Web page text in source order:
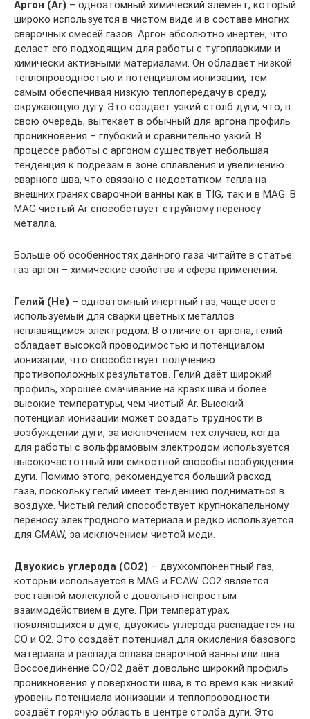
Аргон (Ar) – одноатомный химический элемент, который
широко используется в чистом виде и в составе многих
сварочных смесей газов. Аргон абсолютно инертен, что
делает его подходящим для работы с тугоплавкими и
химически активными материалами. Он обладает низкой
теплопроводностью и потенциалом ионизации, тем
самым обеспечивая низкую теплопередачу в среду,
окружающую дугу. Это создаёт узкий столб дуги, что, в
свою очередь, вытекает в обычный для аргона профиль
проникновения – глубокий и сравнительно узкий. В
процессе работы с аргоном существует небольшая
тенденция к подрезам в зоне сплавления и увеличению
сварного шва, что связано с недостатком тепла на
внешних гранях сварочной ванны как в TIG, так и в MAG. В
MAG чистый Ar способствует струйному переносу
металла.
Больше об особенностях данного газа читайте в статье:
газ аргон – химические свойства и сфера применения.
Гелий (He) – одноатомный инертный газ, чаще всего
используемый для сварки цветных металлов
неплавящимся электродом. В отличие от аргона, гелий
обладает высокой проводимостью и потенциалом
ионизации, что способствует получению
противоположных результатов. Гелий даёт широкий
профиль, хорошее смачивание на краях шва и более
высокие температуры, чем чистый Ar. Высокий
потенциал ионизации может создать трудности в
возбуждении дуги, за исключением тех случаев, когда
для работы с вольфрамовым электродом используется
высокочастотный или емкостной способы возбуждения
дуги. Помимо этого, рекомендуется больший расход
газа, поскольку гелий имеет тенденцию подниматься в
воздухе. Чистый гелий способствует крупнокапельному
переносу электродного материала и редко используется
для GMAW, за исключением чистой меди.
Двуокись углерода (CO2) – двухкомпонентный газ,
который используется в MAG и FCAW. CO2 является
составной молекулой с довольно непростым
взаимодействием в дуге. При температурах,
появляющихся в дуге, двуокись углерода распадается на
CO и O2. Это создаёт потенциал для окисления базового
материала и распада сплава сварочной ванны или шва.
Воссоединение CO/O2 даёт довольно широкий профиль
проникновения у поверхности шва, в то время как низкий
уровень потенциала ионизации и теплопроводности
создаёт горячую область в центре столба дуги. Это